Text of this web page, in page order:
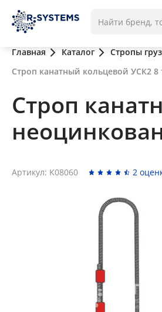
Главная Каталог Стропы
Строп канатный кольцевой УСК2
Строп
Артикул: K08060 2